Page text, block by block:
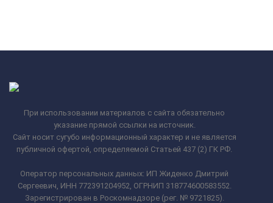
При использовании материалов с сайта обязательно
указание прямой ссылки на источник.
Сайт носит сугубо информационный характер и не является
публичной офертой, определяемой Статьей 437 (2) ГК РФ.
Оператор персональных данных: ИП Жиденко Дмитрий
Сергеевич, ИНН 772391204952, ОГРНИП 318774600583552.
Зарегистрирован в Роскомнадзоре (рег. № 9721825).